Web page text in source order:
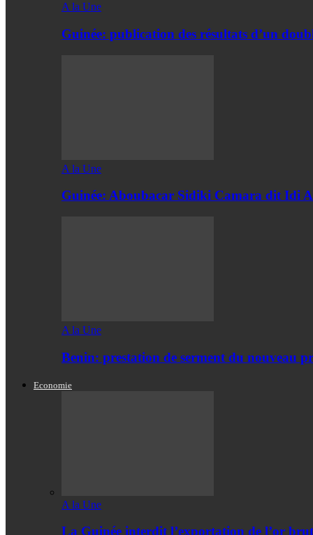
A la Une
Guinée: publication des résultats d’un
A la Une
Guinée: Aboubacar Sidiki Camara dit Idi
A la Une
Benin: prestation de serment du nouveau
Economie
A la Une
La Guinée interdit l’exportation de l’or brut